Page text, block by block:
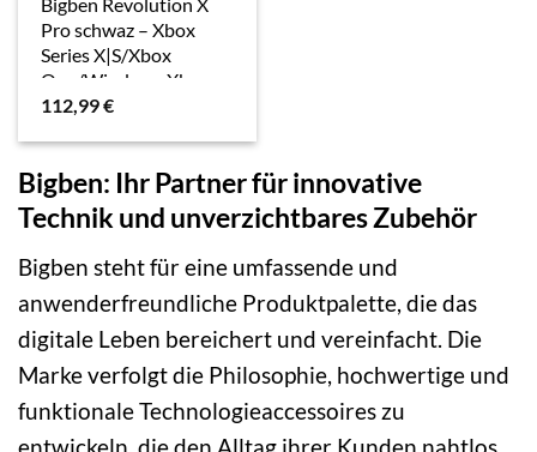
Pro schwaz – Xbox
Series X|S/Xbox
One/Windows Xbox
Controller
112,99€
Bigben: Ihr Partner für innovative
Technik und unverzichtbares Zubehör
Bigben steht für eine umfassende und
anwenderfreundliche Produktpalette, die das
digitale Leben bereichert und vereinfacht. Die
Marke verfolgt die Philosophie, hochwertige und
funktionale Technologieaccessoires zu
entwickeln, die den Alltag ihrer Kunden nahtlos